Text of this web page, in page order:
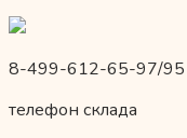
8-499-612-65-97/95
телефон склада